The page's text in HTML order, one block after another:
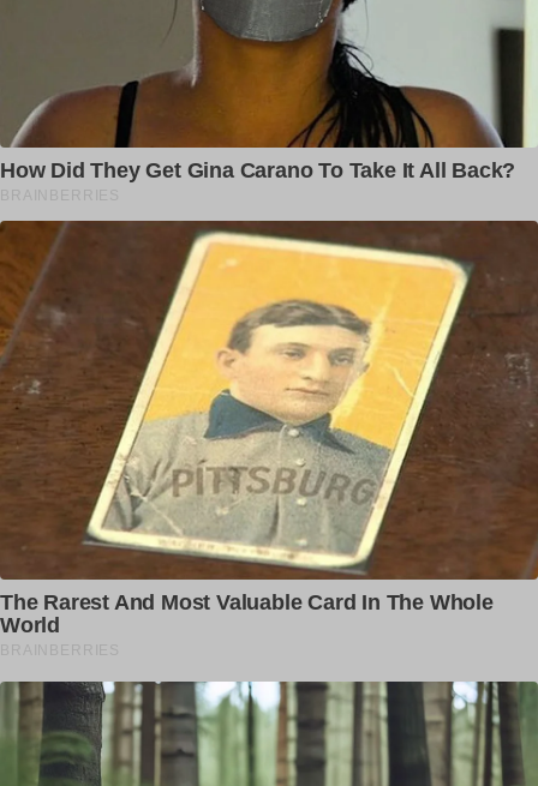
Save my name, email, and website in this browser for the
Δ
ABOUT US
Welcome to Dailypunjab.live, where we unleash the vibrant
energy of Punjab and beyond! We're your one-stop
destination for the latest viral Punjabi news, gadget
inspiration, and captivating web stories.
Contact us:newstvpunjabinfo@gmail.com